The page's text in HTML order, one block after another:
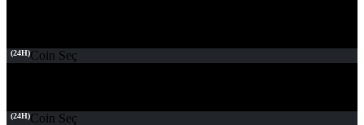
(24H)Coin Seç
(24H)Coin Seç